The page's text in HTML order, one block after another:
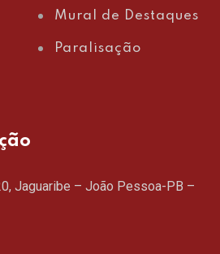
Mural de Destaques
Paralisação
Jaguaribe – João Pessoa-PB –